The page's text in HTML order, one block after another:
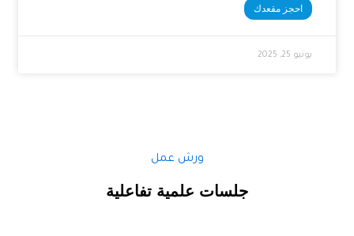
احجز مقعدك
ورش عمل
جلسات علمية تفاعلية